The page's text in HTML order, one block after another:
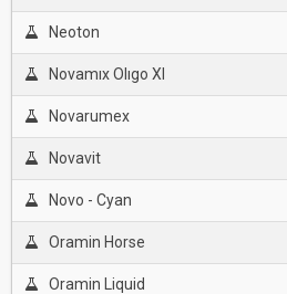
Neoton
Novamıx Olıgo Xl
Novarumex
Novavit
Novo - Cyan
Oramin Horse
Oramin Liquid